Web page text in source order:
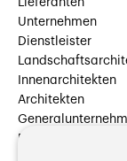
Lieferanten
Unternehmen
Dienstleister
Innenarchitekten
Architekten
Beauftragte